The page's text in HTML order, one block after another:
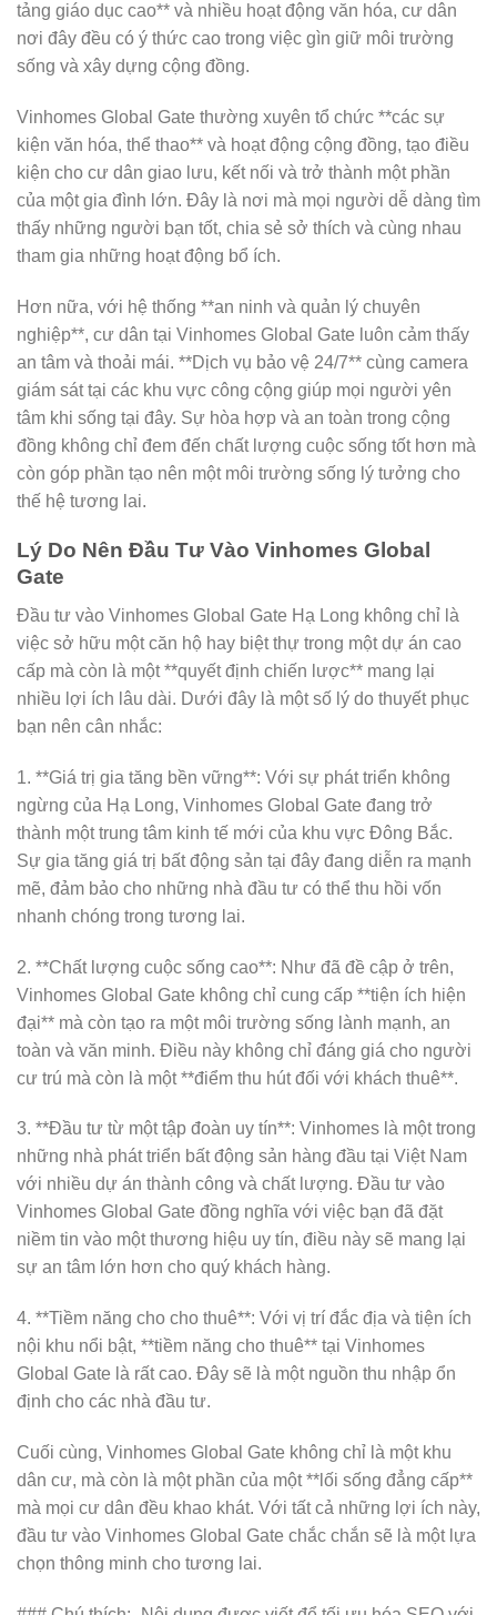
tảng giáo dục cao** và nhiều hoạt động văn hóa, cư dân
nơi đây đều có ý thức cao trong việc gìn giữ môi trường
sống và xây dựng cộng đồng.
Vinhomes Global Gate thường xuyên tổ chức **các sự
kiện văn hóa, thể thao** và hoạt động cộng đồng, tạo điều
kiện cho cư dân giao lưu, kết nối và trở thành một phần
của một gia đình lớn. Đây là nơi mà mọi người dễ dàng tìm
thấy những người bạn tốt, chia sẻ sở thích và cùng nhau
tham gia những hoạt động bổ ích.
Hơn nữa, với hệ thống **an ninh và quản lý chuyên
nghiệp**, cư dân tại Vinhomes Global Gate luôn cảm thấy
an tâm và thoải mái. **Dịch vụ bảo vệ 24/7** cùng camera
giám sát tại các khu vực công cộng giúp mọi người yên
tâm khi sống tại đây. Sự hòa hợp và an toàn trong cộng
đồng không chỉ đem đến chất lượng cuộc sống tốt hơn mà
còn góp phần tạo nên một môi trường sống lý tưởng cho
thế hệ tương lai.
Lý Do Nên Đầu Tư Vào Vinhomes Global
Gate
Đầu tư vào Vinhomes Global Gate Hạ Long không chỉ là
việc sở hữu một căn hộ hay biệt thự trong một dự án cao
cấp mà còn là một **quyết định chiến lược** mang lại
nhiều lợi ích lâu dài. Dưới đây là một số lý do thuyết phục
bạn nên cân nhắc:
1. **Giá trị gia tăng bền vững**: Với sự phát triển không
ngừng của Hạ Long, Vinhomes Global Gate đang trở
thành một trung tâm kinh tế mới của khu vực Đông Bắc.
Sự gia tăng giá trị bất động sản tại đây đang diễn ra mạnh
mẽ, đảm bảo cho những nhà đầu tư có thể thu hồi vốn
nhanh chóng trong tương lai.
2. **Chất lượng cuộc sống cao**: Như đã đề cập ở trên,
Vinhomes Global Gate không chỉ cung cấp **tiện ích hiện
đại** mà còn tạo ra một môi trường sống lành mạnh, an
toàn và văn minh. Điều này không chỉ đáng giá cho người
cư trú mà còn là một **điểm thu hút đối với khách thuê**.
3. **Đầu tư từ một tập đoàn uy tín**: Vinhomes là một trong
những nhà phát triển bất động sản hàng đầu tại Việt Nam
với nhiều dự án thành công và chất lượng. Đầu tư vào
Vinhomes Global Gate đồng nghĩa với việc bạn đã đặt
niềm tin vào một thương hiệu uy tín, điều này sẽ mang lại
sự an tâm lớn hơn cho quý khách hàng.
4. **Tiềm năng cho cho thuê**: Với vị trí đắc địa và tiện ích
nội khu nổi bật, **tiềm năng cho thuê** tại Vinhomes
Global Gate là rất cao. Đây sẽ là một nguồn thu nhập ổn
định cho các nhà đầu tư.
Cuối cùng, Vinhomes Global Gate không chỉ là một khu
dân cư, mà còn là một phần của một **lối sống đẳng cấp**
mà mọi cư dân đều khao khát. Với tất cả những lợi ích này,
đầu tư vào Vinhomes Global Gate chắc chắn sẽ là một lựa
chọn thông minh cho tương lai.